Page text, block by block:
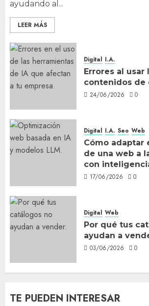
ayudando al...
LEER MÁS
Digital I.A.
Errores al usar
contenidos de
24/06/2026 0
Digital I.A. Seo Web
Cómo adaptar
de una web a
con
17/06/2026 0
Digital Web
Por qué tus
ayudan a
03/06/2026 0
TE PUEDEN INTERESAR